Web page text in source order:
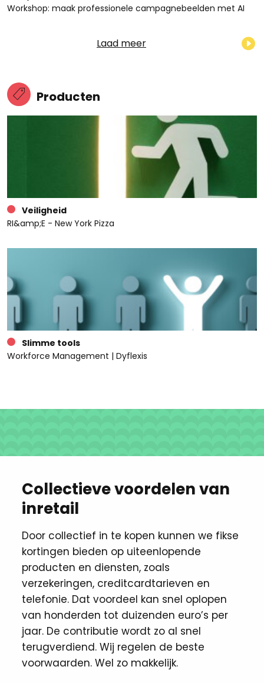
Workshop: maak professionele campagnebeelden met AI
Laad meer
Producten
Veiligheid
RI&amp;E - New York Pizza
Slimme tools
Workforce Management | Dyflexis
Collectieve voordelen van
inretail
Door collectief in te kopen kunnen we fikse
kortingen ​bieden op uiteenlopende
producten en diensten, zoals
verzekeringen, creditcardtarieven en
telefonie. Dat voordeel kan snel oplopen
van honderden tot duizenden euro’s per
jaar. De contributie wordt zo al snel
terugverdiend. Wij regelen de beste
voorwaarden. Wel zo makkelijk. ​